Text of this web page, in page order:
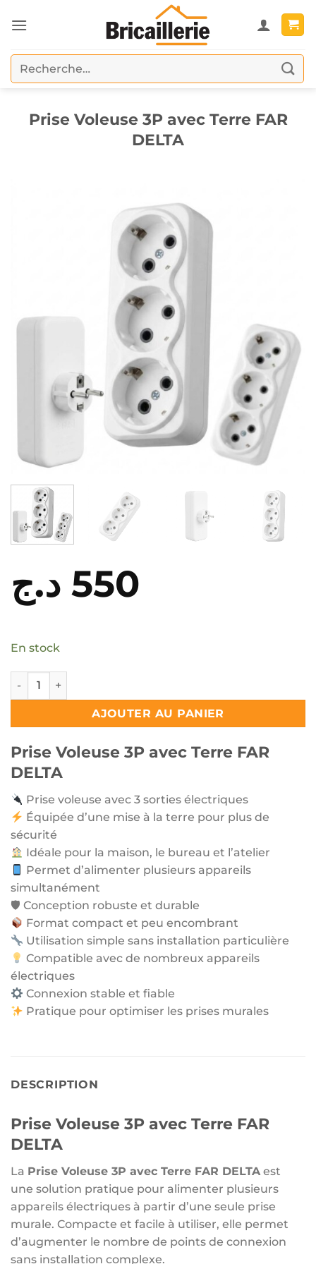
au
Recherche
pour :
Prise Voleuse 3P avec Terre FAR
DELTA
550 د.ج
En stock
quantité de Prise Voleuse 3P avec Terre FAR DELTA
AJOUTER AU PANIER
Prise Voleuse 3P avec Terre FAR
DELTA
Prise voleuse avec 3 sorties électriques
Équipée d’une mise à la terre pour plus de
sécurité
Idéale pour la maison, le bureau et l’atelier
Permet d’alimenter plusieurs appareils
simultanément
🛡 Conception robuste et durable
Format compact et peu encombrant
Utilisation simple sans installation particulière
Compatible avec de nombreux appareils
électriques
Connexion stable et fiable
Pratique pour optimiser les prises murales
DESCRIPTION
Prise Voleuse 3P avec Terre FAR
DELTA
La Prise Voleuse 3P avec Terre FAR DELTAest
une solution pratique pour alimenter plusieurs
appareils électriques à partir d’une seule prise
murale. Compacte et facile à utiliser, elle permet
d’augmenter le nombre de points de connexion
sans installation complexe.